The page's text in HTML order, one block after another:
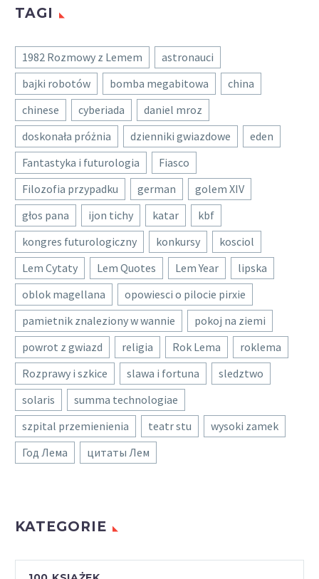
TAGI
1982 Rozmowy z Lemem
astronauci
bajki robotów
bomba megabitowa
china
chinese
cyberiada
daniel mroz
doskonała próżnia
dzienniki gwiazdowe
eden
Fantastyka i futurologia
Fiasco
Filozofia przypadku
german
golem XIV
głos pana
ijon tichy katar
kbf
kongres futurologiczny
konkursy
kosciol
Lem Cytaty
Lem Quotes Lem Year
lipska
oblok magellana
opowiesci o pilocie pirxie
pamietnik znaleziony w wannie
pokoj na ziemi
powrot z gwiazd
religia Rok Lema
roklema
Rozprawy i szkice
slawa i fortuna
sledztwo
solaris
summa technologiae
szpital przemienienia
teatr stu
wysoki zamek
Год Лема
цитаты Лем
KATEGORIE